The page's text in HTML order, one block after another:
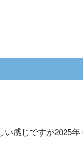
感じですが2025